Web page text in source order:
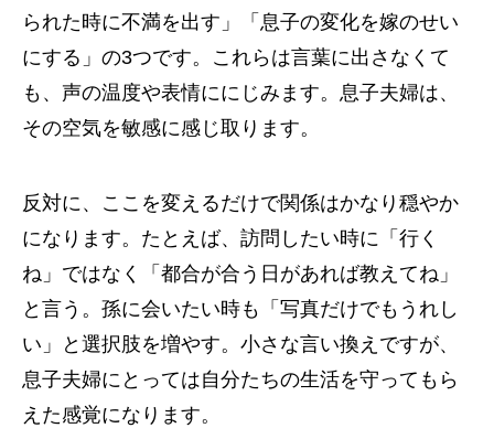
られた時に不満を出す」「息子の変化を嫁のせい
にする」の3つです。これらは言葉に出さなくて
も、声の温度や表情ににじみます。息子夫婦は、
その空気を敏感に感じ取ります。
反対に、ここを変えるだけで関係はかなり穏やか
になります。たとえば、訪問したい時に「行く
ね」ではなく「都合が合う日があれば教えてね」
と言う。孫に会いたい時も「写真だけでもうれし
い」と選択肢を増やす。小さな言い換えですが、
息子夫婦にとっては自分たちの生活を守ってもら
えた感覚になります。